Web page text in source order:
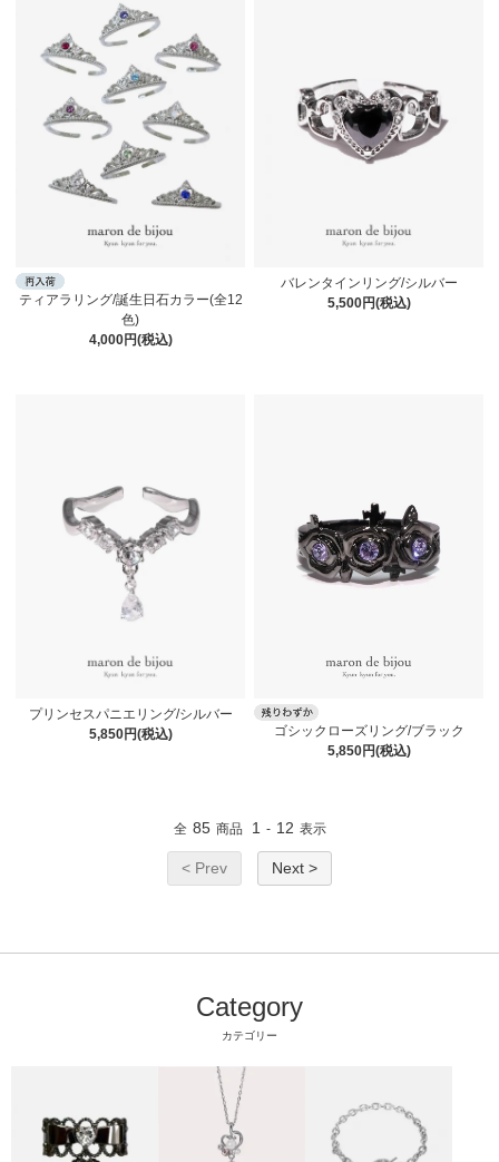
ティアラリング/誕生日石カラー(全12
色)
4,000円(税込)
バレンタインリング/シルバー
5,500円(税込)
プリンセスパニエリング/シルバー
5,850円(税込)
ゴシックローズリング/ブラック
5,850円(税込)
全 85 商品 1 - 12 表示
< Prev Next >
Category
カテゴリー